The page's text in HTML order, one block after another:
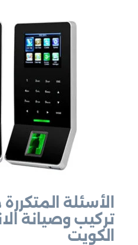
الأسئلة
تركيب وصيانة
الكويت